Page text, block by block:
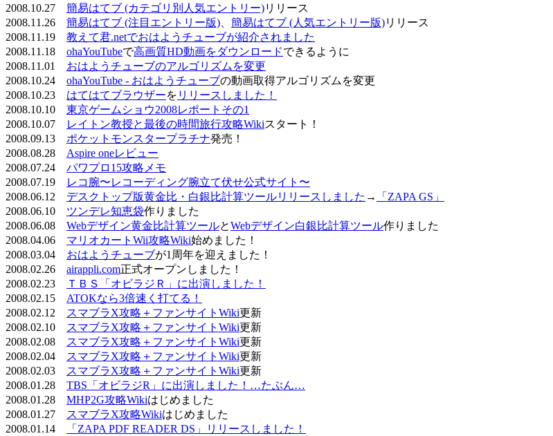
2008.10.27 簡易はてブ (カテゴリ別人気エントリー)リリース
2008.11.26 簡易はてブ (注目エントリー版) 簡易はてブ (人気エントリー版)リリース
2008.11.19 教えて君.netでおはようチューブが紹介されました
2008.11.18 ohaYouTubeで高画質HD動画をダウンロードできるように
2008.11.01 おはようチューブのアルゴリズムを変更
2008.10.24 ohaYouTube - おはようチューブの動画取得アルゴリズムを変更
2008.10.23 はてはてブラウザーを リリースしました！
2008.10.10 東京ゲームショウ2008レポートその1
2008.10.07
レイトン教授と最後の時間旅行攻略Wikiスタート！
2008.09.13 ポケットモンスタープラチナ発売！
2008.08.28 Aspire oneレビュー
2008.07.24 パワプロ15攻略メモ
2008.07.19
レコ腕〜レコーディング腕立て伏せ公式サイト〜
2008.06.12 デスクトップ版黄金比・白銀比計算ツールリリースしました →
「ZAPA GS」
2008.06.10 ツンデレ知恵袋作りました
2008.06.08 Webデザイン黄金比計算ツールとWebデザイン白銀比計算ツール作りました
2008.04.06 マリオカートWii攻略Wiki始めました！
2008.03.04 おはようチューブが1周年を迎えました！
2008.02.26 airappli.com正式オープンしました！
2008.02.23
ＴＢＳ「オビラジＲ」に出演しました！
2008.02.15 ATOKなら3倍速く打てる！
2008.02.12
スマブラX攻略＋ファンサイトWiki更新
2008.02.10
スマブラX攻略＋ファンサイトWiki更新
2008.02.08
スマブラX攻略＋ファンサイトWiki更新
2008.02.04
スマブラX攻略＋ファンサイトWiki更新
2008.02.03
スマブラX攻略＋ファンサイトWiki更新
2008.01.28 TBS「オビラジR」に出演しました！…たぶん…
2008.01.28 MHP2G攻略Wikiはじめました
2008.01.27
スマブラX攻略Wikiはじめました
2008.01.14
「ZAPA PDF READER DS」リリースしました！